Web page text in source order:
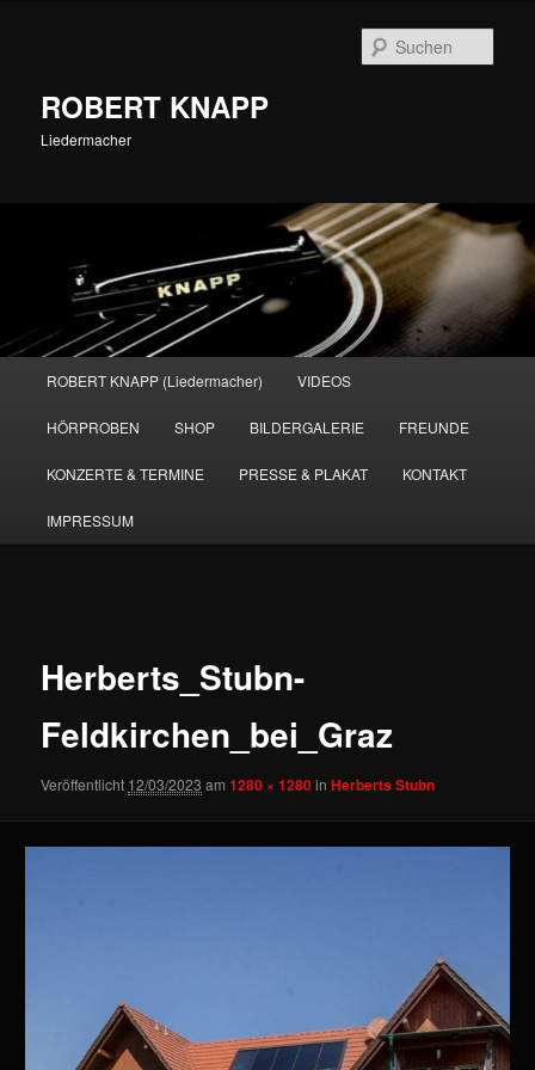
ROBERT KNAPP
Liedermacher
ROBERT KNAPP (Liedermacher) VIDEOS
HÖRPROBEN SHOP BILDERGALERIE FREUNDE
KONZERTE & TERMINE PRESSE & PLAKAT KONTAKT
IMPRESSUM
Herberts_Stubn-
Feldkirchen_bei_Graz
Veröffentlicht 12/03/2023 am1280 × 1280inHerberts Stubn